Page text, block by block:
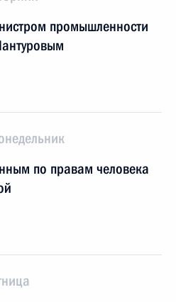
промышленности
по правам человека